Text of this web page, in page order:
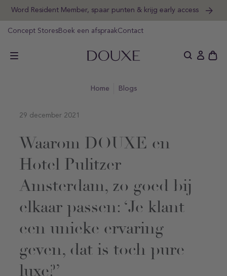
Word Resident Member, spaar punten & krijg early access
Concept StoresBoek een afspraakContact
DOUXE Hotel Luxury
home Blogs
Waarom DOUXE en
Hotel Pulitzer
Amsterdam, zo goed bij
elkaar passen: ‘Je klant
een unieke ervaring
geven, dat is toch pure
luxe?’
29 december 2021